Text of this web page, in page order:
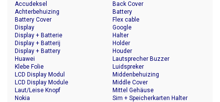
Accudeksel
Achterbehuizing
Back Cover
Battery
Battery Cover
Display
Display + Batterie
Display + Batterij
Display + Battery
Flex cable
Google
Halter
Holder
Houder
Huawei
Klebe Folie
LCD Display Modul
LCD Display Module
Laut/Leise Knopf
Lautsprecher Buzzer
Luidspreker
Middenbehuizing
Middle Cover
Mittel Gehäuse
Nokia
Sim + Speicherkarten Halter